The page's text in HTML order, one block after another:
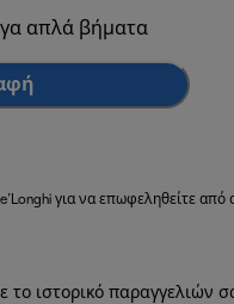
απλά βήματα
για να επωφεληθείτε
το ιστορικό παραγγελιών